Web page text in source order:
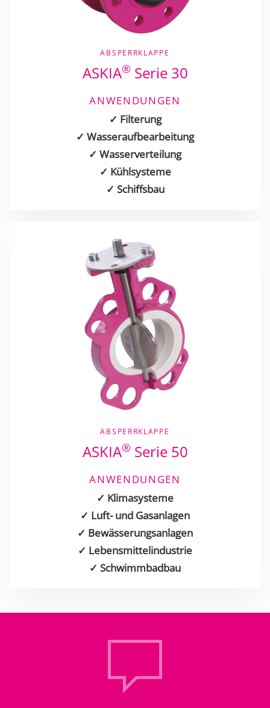
ABSPERRKLAPPE
ASKIA® Serie 30
ANWENDUNGEN
✓ Filterung
✓ Wasseraufbearbeitung
✓ Wasserverteilung
✓ Kühlsysteme
✓ Schiffsbau
ABSPERRKLAPPE
ASKIA® Serie 50
ANWENDUNGEN
✓ Klimasysteme
✓ Luft- und Gasanlagen
✓ Bewässerungsanlagen
✓ Lebensmittelindustrie
✓ Schwimmbadbau